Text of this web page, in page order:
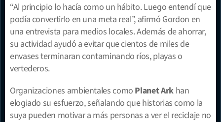
“Al principio lo hacía como un hábito. Luego entendí que
podía convertirlo en una meta real”, afirmó Gordon en
una entrevista para medios locales. Además de ahorrar,
su actividad ayudó a evitar que cientos de miles de
envases terminaran contaminando ríos, playas o
vertederos.
Organizaciones ambientales como Planet Ark han
elogiado su esfuerzo, señalando que historias como la
suya pueden motivar a más personas a ver el reciclaje no